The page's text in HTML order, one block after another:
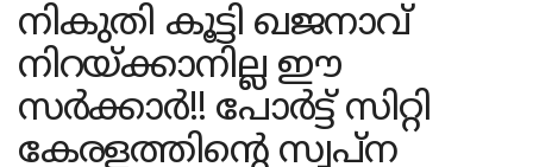
നികുതി കൂട്ടി ഖജനാവ്
നിറയ്ക്കാനില്ല ഈ
സർക്കാർ!! പോർട്ട് സിറ്റി
കേരളത്തിൻ്റെ സ്വപ്ന